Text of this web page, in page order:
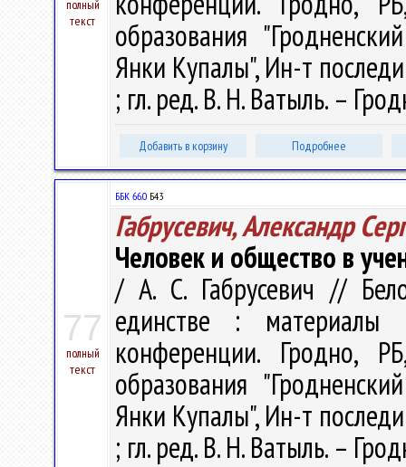
полный
текст
образования
Янки Купалы", Ин-т
; гл. ред. В. Н. Ватыль. –
Добавить в корзину Подробнее
77
полный
текст
ББК 66.0 Б43
Габрусевич, Александр
Человек и общество в
/ А. С. Габрусевич //
единстве : материалы
конференции. Гродно,
образования
Янки Купалы", Ин-т
; гл. ред. В. Н. Ватыль. –